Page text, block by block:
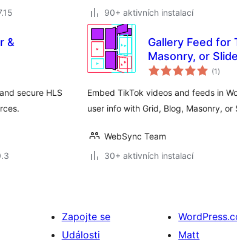
90+ aktivních instalací
&
secure HLS
Gallery Feed for
Masonry, or
(1 )
Embed TikTok videos and feeds in
user info with Grid, Blog, Masonry, or
WebSync Team
30+ aktivních instalací
Zapojte se
Události
Matt